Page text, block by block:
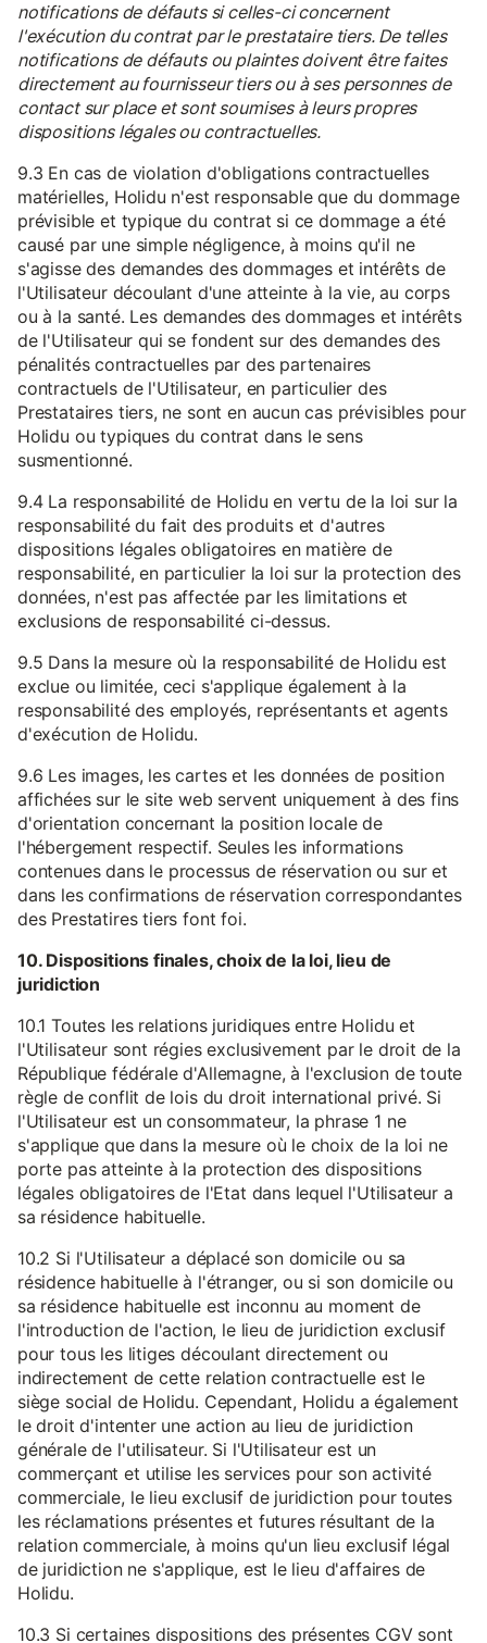
notifications de défauts si celles-ci concernent
l'exécution du contrat par le prestataire tiers. De telles
notifications de défauts ou plaintes doivent être faites
directement au fournisseur tiers ou à ses personnes de
contact sur place et sont soumises à leurs propres
dispositions légales ou contractuelles.
9.3 En cas de violation d'obligations contractuelles
matérielles, Holidu n'est responsable que du dommage
prévisible et typique du contrat si ce dommage a été
causé par une simple négligence, à moins qu'il ne
s'agisse des demandes des dommages et intérêts de
l'Utilisateur découlant d'une atteinte à la vie, au corps
ou à la santé. Les demandes des dommages et intérêts
de l'Utilisateur qui se fondent sur des demandes des
pénalités contractuelles par des partenaires
contractuels de l'Utilisateur, en particulier des
Prestataires tiers, ne sont en aucun cas prévisibles pour
Holidu ou typiques du contrat dans le sens
susmentionné.
9.4 La responsabilité de Holidu en vertu de la loi sur la
responsabilité du fait des produits et d'autres
dispositions légales obligatoires en matière de
responsabilité, en particulier la loi sur la protection des
données, n'est pas affectée par les limitations et
exclusions de responsabilité ci-dessus.
9.5 Dans la mesure où la responsabilité de Holidu est
exclue ou limitée, ceci s'applique également à la
responsabilité des employés, représentants et agents
d'exécution de Holidu.
9.6 Les images, les cartes et les données de position
affichées sur le site web servent uniquement à des fins
d'orientation concernant la position locale de
l'hébergement respectif. Seules les informations
contenues dans le processus de réservation ou sur et
dans les confirmations de réservation correspondantes
des Prestatires tiers font foi.
10. Dispositions finales, choix de la loi, lieu de
juridiction
10.1 Toutes les relations juridiques entre Holidu et
l'Utilisateur sont régies exclusivement par le droit de la
République fédérale d'Allemagne, à l'exclusion de toute
règle de conflit de lois du droit international privé. Si
l'Utilisateur est un consommateur, la phrase 1 ne
s'applique que dans la mesure où le choix de la loi ne
porte pas atteinte à la protection des dispositions
légales obligatoires de l'Etat dans lequel l'Utilisateur a
sa résidence habituelle.
10.2 Si l'Utilisateur a déplacé son domicile ou sa
résidence habituelle à l'étranger, ou si son domicile ou
sa résidence habituelle est inconnu au moment de
l'introduction de l'action, le lieu de juridiction exclusif
pour tous les litiges découlant directement ou
indirectement de cette relation contractuelle est le
siège social de Holidu. Cependant, Holidu a également
le droit d'intenter une action au lieu de juridiction
générale de l'utilisateur. Si l'Utilisateur est un
commerçant et utilise les services pour son activité
commerciale, le lieu exclusif de juridiction pour toutes
les réclamations présentes et futures résultant de la
relation commerciale, à moins qu'un lieu exclusif légal
de juridiction ne s'applique, est le lieu d'affaires de
Holidu.
10.3 Si certaines dispositions des présentes CGV sont